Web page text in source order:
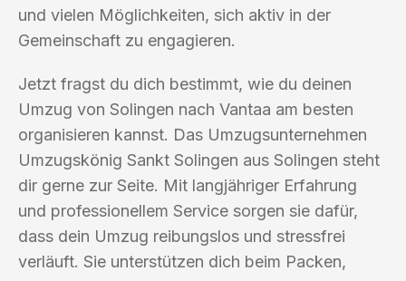
und vielen Möglichkeiten, sich aktiv in der
Gemeinschaft zu engagieren.
Jetzt fragst du dich bestimmt, wie du deinen
Umzug von Solingen nach Vantaa am besten
organisieren kannst. Das Umzugsunternehmen
Umzugskönig Sankt Solingen aus Solingen steht
dir gerne zur Seite. Mit langjähriger Erfahrung
und professionellem Service sorgen sie dafür,
dass dein Umzug reibungslos und stressfrei
verläuft. Sie unterstützen dich beim Packen,